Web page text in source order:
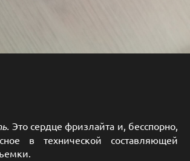
Это сердце фризлайта и, бесспорно,
в технической составляющей